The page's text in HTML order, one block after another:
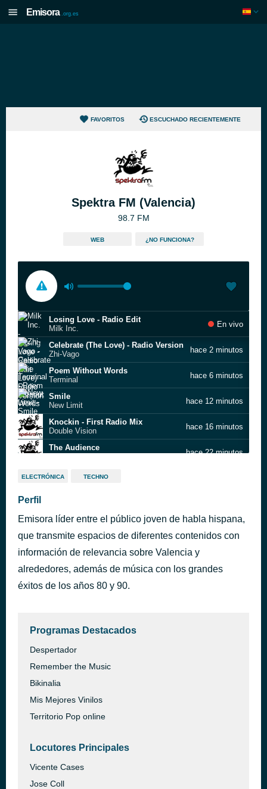
Emisora .org.es
FAVORITOS ESCUCHADO RECIENTEMENTE
Spektra FM (Valencia)
98.7 FM
WEB ¿NO FUNCIONA?
Losing Love - Radio Edit
Milk Inc.
En vivo
Celebrate (The Love) - Radio Version
Zhi-Vago
hace 2 minutos
Poem Without Words
Terminal
hace 6 minutos
Smile
New Limit
hace 12 minutos
Knockin - First Radio Mix
Double Vision
hace 16 minutos
The Audience
hace 22 minutos
¡Chas! Y aparezco a tu lado
Embrujada
Tino Casal
Cacho A Cacho
hace 37 minutos
ELECTRÓNICA TECHNO
Perfil
Emisora líder entre el público joven de habla hispana,
que transmite espacios de diferentes contenidos con
información de relevancia sobre Valencia y
alrededores, además de música con los grandes
éxitos de los años 80 y 90.
Programas Destacados
Despertador
Remember the Music
Bikinalia
Mis Mejores Vinilos
Territorio Pop online
Locutores Principales
Vicente Cases
Jose Coll